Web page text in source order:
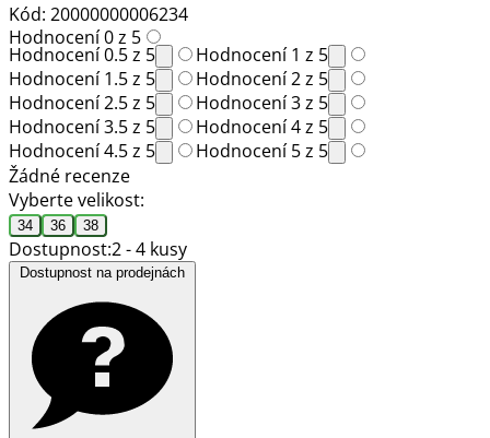
Kód: 20000000006234
Hodnocení 0 z 5
Hodnocení 0.5 z 5
Hodnocení 1 z 5
Hodnocení 1.5 z 5
Hodnocení 2 z 5
Hodnocení 2.5 z 5
Hodnocení 3 z 5
Hodnocení 3.5 z 5
Hodnocení 4 z 5
Hodnocení 4.5 z 5
Hodnocení 5 z 5
Žádné recenze
Vyberte velikost:
34 36 38
Dostupnost:2 - 4 kusy